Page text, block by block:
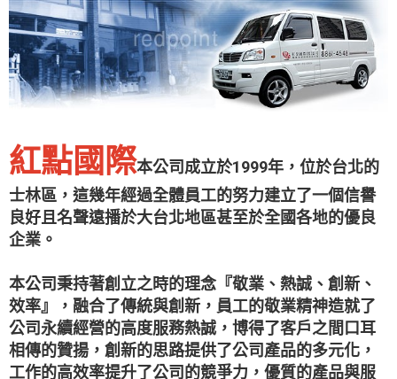
紅點國際本公司成立於1999年，位於台北的
士林區，這幾年經過全體員工的努力建立了一個信譽
良好且名聲遠播於大台北地區甚至於全國各地的優良
企業。
本公司秉持著創立之時的理念『敬業、熱誠、創新、
效率』，融合了傳統與創新，員工的敬業精神造就了
公司永續經營的高度服務熱誠，博得了客戶之間口耳
相傳的贊揚，創新的思路提供了公司產品的多元化，
工作的高效率提升了公司的競爭力，優質的產品與服